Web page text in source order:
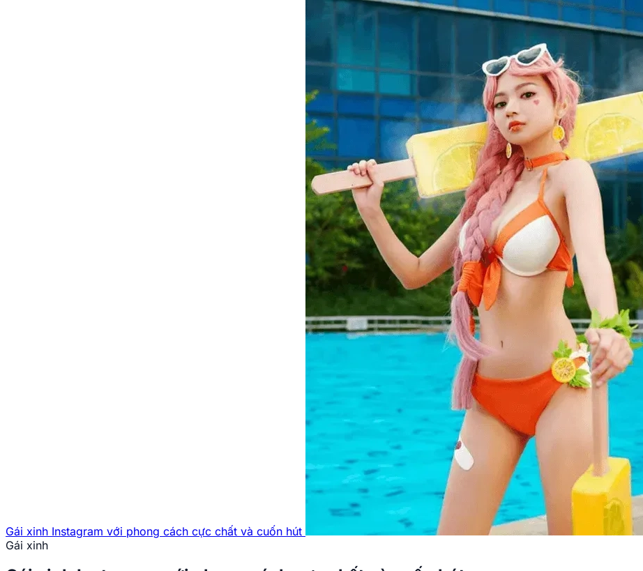
Gái xinh Instagram với phong cách cực chất và cuốn hút
Gái xinh